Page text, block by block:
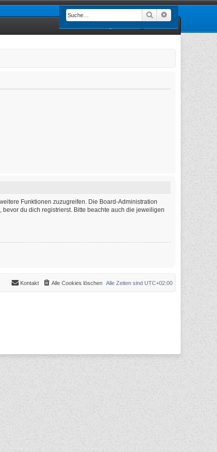
Suche
Funktionen zuzugreifen. Die Board-Administration
du dich registrierst. Bitte beachte auch die jeweiligen
Alle Zeiten sind UTC+02:00
Alle Cookies löschen
Kontakt